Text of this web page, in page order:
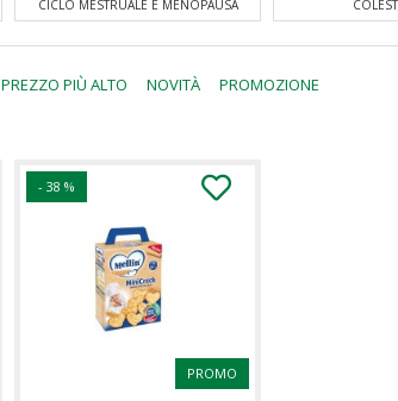
CICLO MESTRUALE E MENOPAUSA
PREZZO PIÙ ALTO NOVITÀ
PROMOZIONE
- 38 %
PROMO